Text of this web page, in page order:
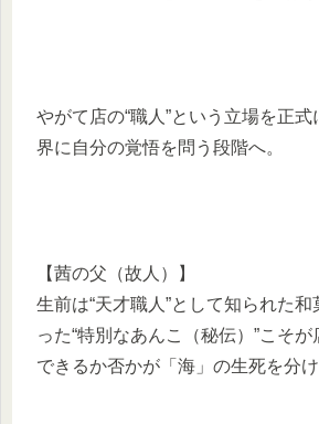
やがて店の“職人”という立場を正
界に自分の覚悟を問う段階へ。
【茜の父（故人）】
生前は“天才職人”として知られた
った“特別なあんこ（秘伝）”こそ
できるか否かが「海」の生死を分け